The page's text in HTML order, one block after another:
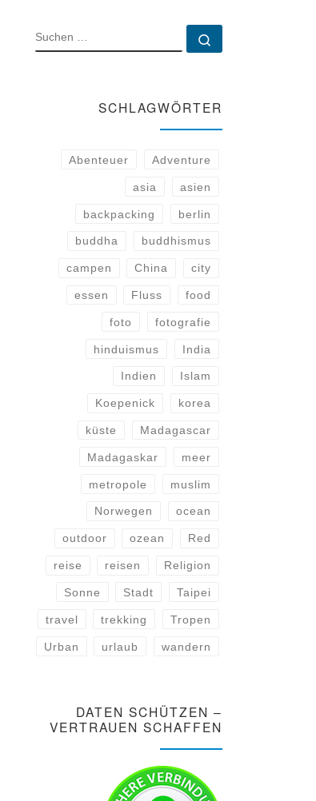
SUCHE
SCHLAGWÖRTER
Abenteuer Adventure
asia asien
backpacking berlin
buddha buddhismus
campen China city
essen Fluss food
foto fotografie
hinduismus India
Indien Islam
Koepenick korea
küste Madagascar
Madagaskar meer
metropole muslim
Norwegen ocean
outdoor ozean Red
reise reisen Religion
Sonne Stadt Taipei
travel trekking Tropen
Urban urlaub wandern
DATEN SCHÜTZEN –
VERTRAUEN SCHAFFEN